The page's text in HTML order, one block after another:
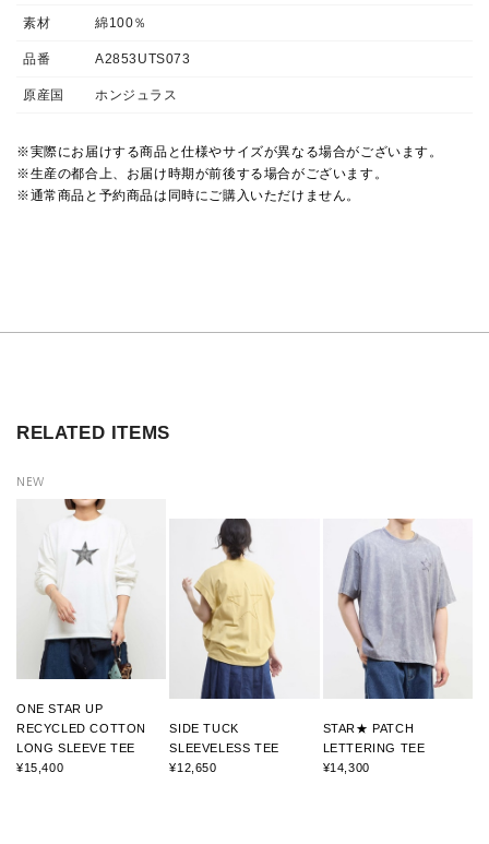
素材 綿100％
品番 A2853UTS073
原産国 ホンジュラス
※実際にお届けする商品と仕様やサイズが異なる場合がございます。
※生産の都合上、お届け時期が前後する場合がございます。
※通常商品と予約商品は同時にご購入いただけません。
RELATED ITEMS
NEW
ONE STAR UP
RECYCLED COTTON
LONG SLEEVE TEE
¥15,400
SIDE TUCK
SLEEVELESS TEE
¥12,650
STAR★ PATCH
LETTERING TEE
¥14,300